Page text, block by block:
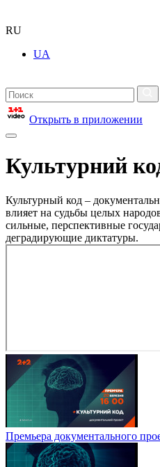
RU
UA
Открыть в приложении
Культурний
Культурный код –
влияет на судьбы целых
сильные, перспективные
деградирующие диктатуры.
Премьера документального